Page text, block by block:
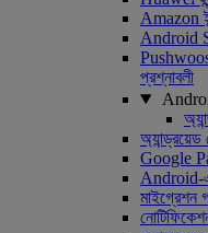
Amazon
Android
প্রশ্নাবলী
অ্যান্ড্রয়েড
Google
Android-
মাইগ্রেশন